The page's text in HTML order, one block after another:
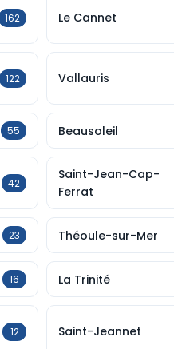
162 Le Cannet
122 Vallauris
55 Beausoleil
42
Saint-Jean-Cap-
Ferrat
23 Théoule-sur-Mer
16 La Trinité
12 Saint-Jeannet